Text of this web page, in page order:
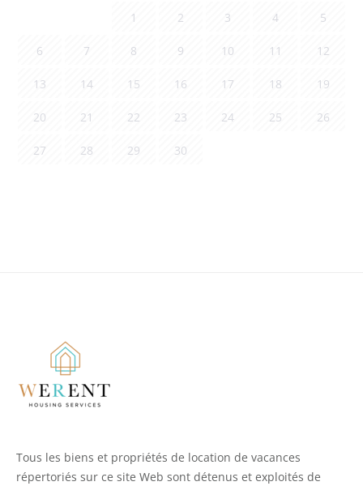
1 2 3 4 5
6 7 8 9 10 11 12
13 14 15 16 17 18 19
20 21 22 23 24 25 26
27 28 29 30
Tous les biens et propriétés de location de vacances
répertoriés sur ce site Web sont détenus et exploités de